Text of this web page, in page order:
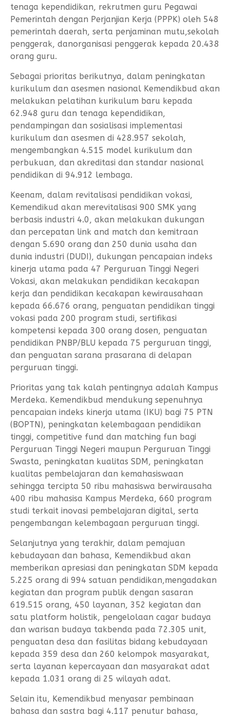
tenaga kependidikan, rekrutmen guru Pegawai
Pemerintah dengan Perjanjian Kerja (PPPK) oleh 548
pemerintah daerah, serta penjaminan mutu,sekolah
penggerak, danorganisasi penggerak kepada 20.438
orang guru.
Sebagai prioritas berikutnya, dalam peningkatan
kurikulum dan asesmen nasional Kemendikbud akan
melakukan pelatihan kurikulum baru kepada
62.948 guru dan tenaga kependidikan,
pendampingan dan sosialisasi implementasi
kurikulum dan asesmen di 428.957 sekolah,
mengembangkan 4.515 model kurikulum dan
perbukuan, dan akreditasi dan standar nasional
pendidikan di 94.912 lembaga.
Keenam, dalam revitalisasi pendidikan vokasi,
Kemendikud akan merevitalisasi 900 SMK yang
berbasis industri 4.0, akan melakukan dukungan
dan percepatan link and match dan kemitraan
dengan 5.690 orang dan 250 dunia usaha dan
dunia industri (DUDI), dukungan pencapaian indeks
kinerja utama pada 47 Perguruan Tinggi Negeri
Vokasi, akan melakukan pendidikan kecakapan
kerja dan pendidikan kecakapan kewirausahaan
kepada 66.676 orang, penguatan pendidikan tinggi
vokasi pada 200 program studi, sertifikasi
kompetensi kepada 300 orang dosen, penguatan
pendidikan PNBP/BLU kepada 75 perguruan tinggi,
dan penguatan sarana prasarana di delapan
perguruan tinggi.
Prioritas yang tak kalah pentingnya adalah Kampus
Merdeka. Kemendikbud mendukung sepenuhnya
pencapaian indeks kinerja utama (IKU) bagi 75 PTN
(BOPTN), peningkatan kelembagaan pendidikan
tinggi, competitive fund dan matching fun bagi
Perguruan Tinggi Negeri maupun Perguruan Tinggi
Swasta, peningkatan kualitas SDM, peningkatan
kualitas pembelajaran dan kemahasiswaan
sehingga tercipta 50 ribu mahasiswa berwirausaha
400 ribu mahasisa Kampus Merdeka, 660 program
studi terkait inovasi pembelajaran digital, serta
pengembangan kelembagaan perguruan tinggi.
Selanjutnya yang terakhir, dalam pemajuan
kebudayaan dan bahasa, Kemendikbud akan
memberikan apresiasi dan peningkatan SDM kepada
5.225 orang di 994 satuan pendidikan,mengadakan
kegiatan dan program publik dengan sasaran
619.515 orang, 450 layanan, 352 kegiatan dan
satu platform holistik, pengelolaan cagar budaya
dan warisan budaya takbenda pada 72.305 unit,
penguatan desa dan fasilitas bidang kebudayaan
kepada 359 desa dan 260 kelompok masyarakat,
serta layanan kepercayaan dan masyarakat adat
kepada 1.031 orang di 25 wilayah adat.
Selain itu, Kemendikbud menyasar pembinaan
bahasa dan sastra bagi 4.117 penutur bahasa,